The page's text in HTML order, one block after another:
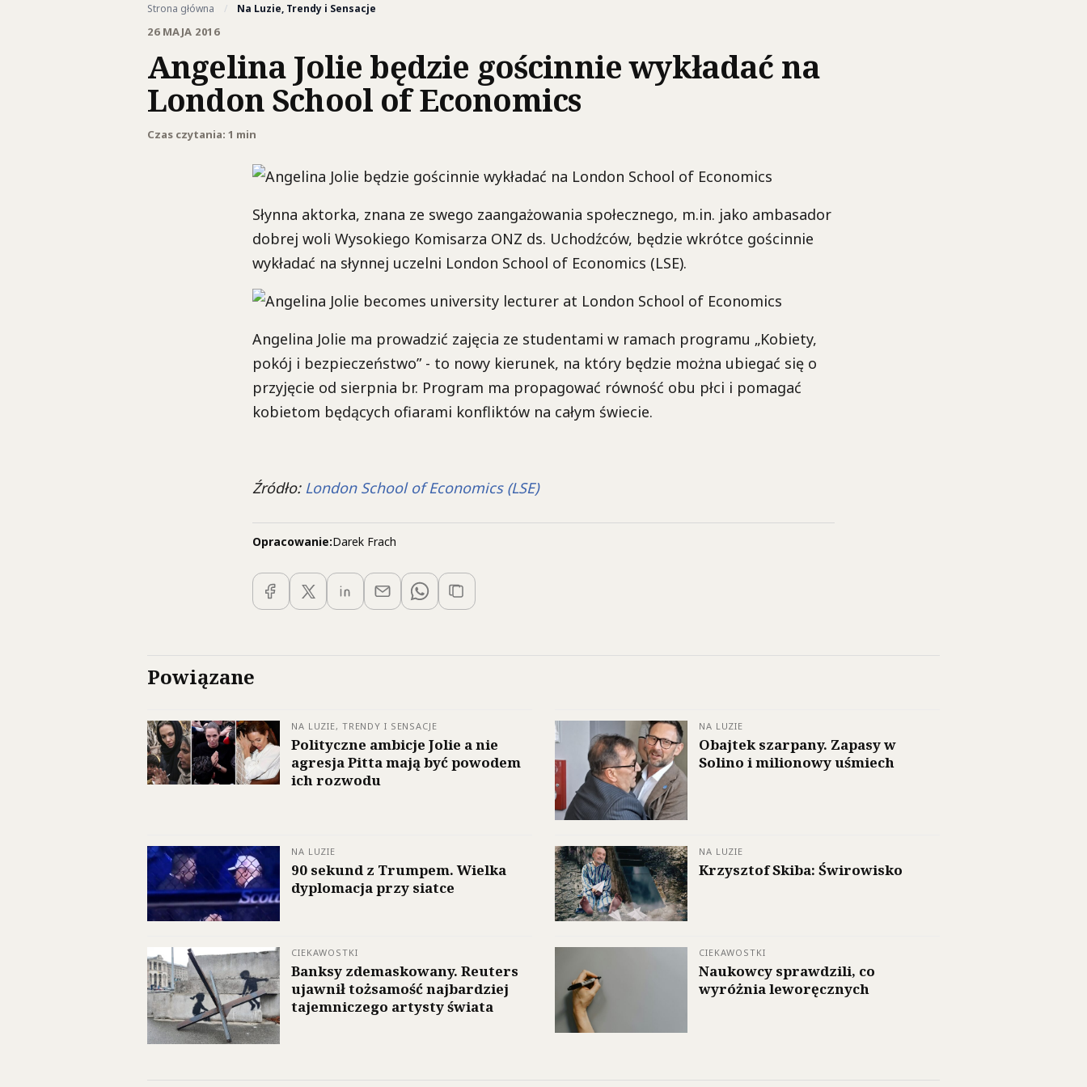
Strona główna / Na Luzie, Trendy i Sensacje
26 MAJA 2016
Angelina Jolie będzie gościnnie wykładać na
London School of Economics
Czas czytania: 1 min
Słynna aktorka, znana ze swego zaangażowania społecznego, m.in. jako ambasador
dobrej woli Wysokiego Komisarza ONZ ds. Uchodźców, będzie wkrótce gościnnie
wykładać na słynnej uczelni London School of Economics (LSE).
Angelina Jolie ma prowadzić zajęcia ze studentami w ramach programu „Kobiety,
pokój i bezpieczeństwo” - to nowy kierunek, na który będzie można ubiegać się o
przyjęcie od sierpnia br. Program ma propagować równość obu płci i pomagać
kobietom będących ofiarami konfliktów na całym świecie.
Źródło: London School of Economics (LSE)
Opracowanie:Darek Frach
Powiązane
NA LUZIE, TRENDY I SENSACJE
Polityczne ambicje Jolie a nie
agresja Pitta mają być powodem
ich rozwodu
NA LUZIE
Obajtek szarpany. Zapasy w
Solino i milionowy uśmiech
NA LUZIE
90 sekund z Trumpem. Wielka
dyplomacja przy siatce
NA LUZIE
Krzysztof Skiba: Świrowisko
CIEKAWOSTKI
Banksy zdemaskowany. Reuters
ujawnił tożsamość najbardziej
tajemniczego artysty świata
CIEKAWOSTKI
Naukowcy sprawdzili, co
wyróżnia leworęcznych